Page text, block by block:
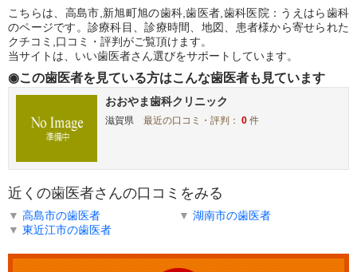
こちらは、高島市,新旭町旭の歯科,歯医者,歯科医院：うえはら歯科
のページです。診療科目、診療時間、地図、患者様から寄せられた
クチコミ,口コミ・評判がご覧頂けます。
当サイトは、いい歯医者さん選びをサポートしています。
◉この歯医者を見ている方はこんな歯医者も見ています
おおやま歯科クリニック
滋賀県 最近の口コミ・評判：0 件
近くの歯医者さんの口コミをみる
▼ 高島市の歯医者 ▼ 湖南市の歯医者
▼ 東近江市の歯医者